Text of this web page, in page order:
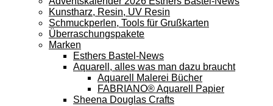
Kunstharz, Resin, UV Resin
Schmuckperlen, Tools für Grußkarten
Überraschungspakete
Marken
Esthers Bastel-News
Aquarell, alles was man dazu braucht
Aquarell Malerei Bücher
FABRIANO® Aquarell Papier
Sheena Douglas Crafts